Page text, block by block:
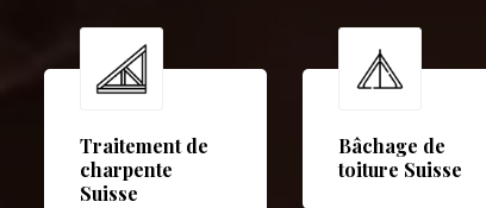
Traitement de
charpente
Suisse
Bâchage de
toiture Suisse